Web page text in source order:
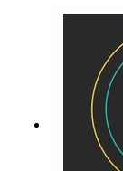
en slik